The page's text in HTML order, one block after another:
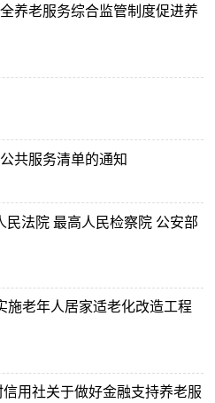
养老服务综合监管制度促进养
共服务清单的通知
民法院 最高人民检察院 公安部
施老年人居家适老化改造工程
用社关于做好金融支持养老服